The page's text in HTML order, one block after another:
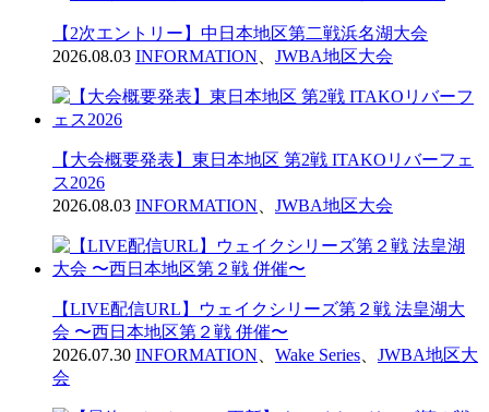
【2次エントリー】中日本地区第二戦浜名湖大会
2026.08.03 INFORMATION JWBA地区大会
【大会概要発表】東日本地区 第2戦 ITAKOリバーフェ
ス2026
2026.08.03 INFORMATION JWBA地区大会
【LIVE配信URL】ウェイクシリーズ第２戦 法皇湖大
会 〜西日本地区第２戦 併催〜
2026.07.30 INFORMATION Wake Series
JWBA地区大
会